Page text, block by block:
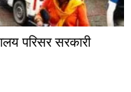
परिसर सरकारी